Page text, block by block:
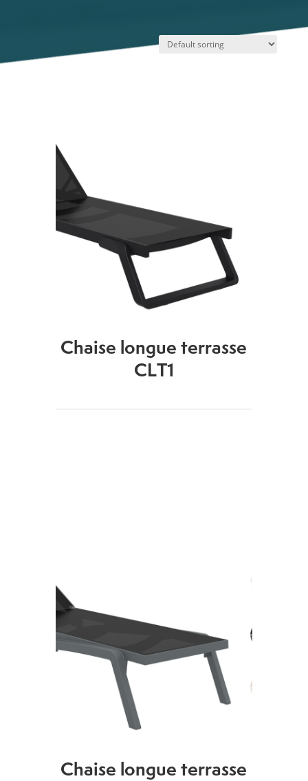
Chaise longue terrasse
CLT1
Chaise longue terrasse